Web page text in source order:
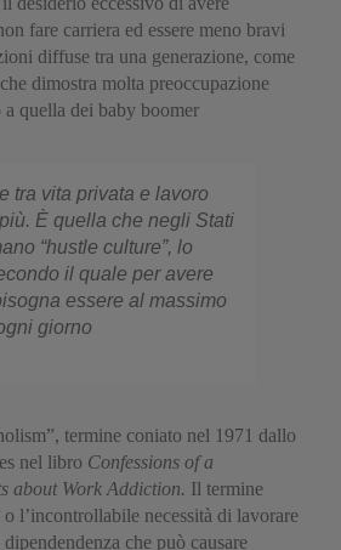
fare carriera ed essere meno bravi
diffuse tra una generazione, come
dimostra molta preoccupazione
quella dei baby boomer
tra vita privata e lavoro
È quella che negli Stati
“hustle culture”, lo
il quale per avere
essere al massimo
giorno
termine coniato nel 1971 dallo
nel libro Confessions of a
about Work Addiction. Il termine
l’incontrollabile necessità di lavorare
che può causare